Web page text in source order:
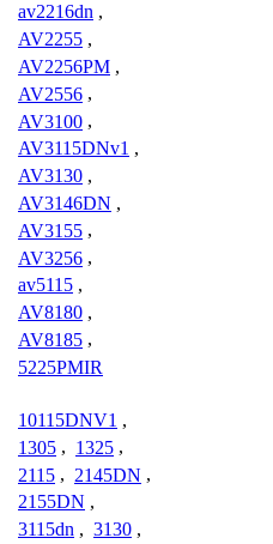
av2216dn ,
AV2255 ,
AV2256PM ,
AV2556 ,
AV3100 ,
AV3115DNv1 ,
AV3130 ,
AV3146DN ,
AV3155 ,
AV3256 ,
av5115 ,
AV8180 ,
AV8185 ,
5225PMIR
10115DNV1 ,
1305 , 1325 ,
2115 , 2145DN ,
2155DN ,
3115dn , 3130 ,